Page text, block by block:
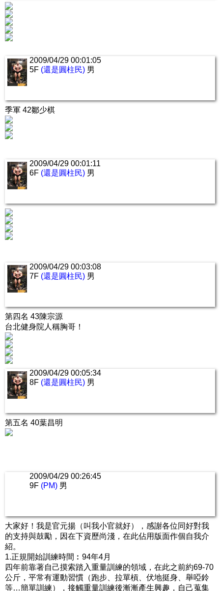
2009/04/29 00:01:05
5F (還是圓柱民) 男
季軍 42鄒少棋
2009/04/29 00:01:11
6F (還是圓柱民) 男
2009/04/29 00:03:08
7F (還是圓柱民) 男
第四名 43陳宗源
台北健身院人稱胸哥！
2009/04/29 00:05:34
8F (還是圓柱民) 男
第五名 40葉昌明
2009/04/29 00:26:45
9F (PM) 男
大家好！我是官元揚（叫我小官就好），感謝各位同好對我
的支持與鼓勵，因在下資歷尚淺，在此佔用版面作個自我介
紹。
1.正規開始訓練時間︰94年4月
四年前靠著自己摸索踏入重量訓練的領域，在此之前約69-70
公斤，平常有運動習慣（跑步、拉單槓、伏地挺身、舉啞鈴
等…簡單訓練），接觸重量訓練後漸漸產生興趣，自己蒐集